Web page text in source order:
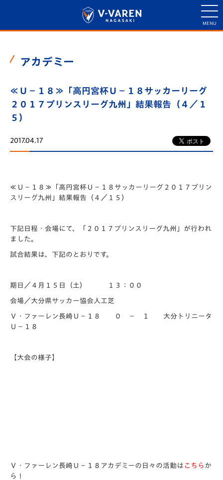
アカデミー
≪Ｕ－１８≫「高円宮杯Ｕ－１８サッカーリーグ
２０１７プリンスリーグ九州」結果報告（４／１
５）
2017.04.17
≪Ｕ－１８≫「高円宮杯Ｕ－１８サッカーリーグ２０１７プリン
スリーグ九州」結果報告（４／１５）
下記日程・会場にて、「２０１７プリンスリーグ九州」が行われ
ました。
試合結果は、下記のとおりです。
期日／４月１５日（土） １３：００
会場／大分県サッカー協会人工芝
Ｖ・ファーレン長崎Ｕ－１８ ０ － １ 大分トリニータ
Ｕ－１８
【大会の様子】
Ｖ・ファーレン長崎Ｕ－１８アカデミーの日々の活動は こちら か
ら！